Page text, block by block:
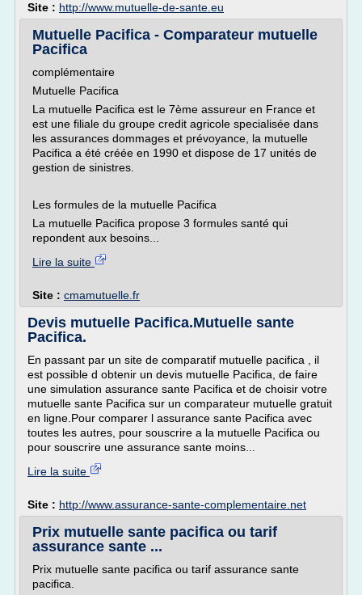
Site : http://www.mutuelle-de-sante.eu
Mutuelle Pacifica - Comparateur mutuelle
Pacifica
complémentaire
Mutuelle Pacifica
La mutuelle Pacifica est le 7ème assureur en France et
est une filiale du groupe credit agricole specialisée dans
les assurances dommages et prévoyance, la mutuelle
Pacifica a été créée en 1990 et dispose de 17 unités de
gestion de sinistres.
Les formules de la mutuelle Pacifica
La mutuelle Pacifica propose 3 formules santé qui
repondent aux besoins...
Lire la suite
Site : cmamutuelle.fr
Devis mutuelle Pacifica.Mutuelle sante
Pacifica.
En passant par un site de comparatif mutuelle pacifica , il
est possible d obtenir un devis mutuelle Pacifica, de faire
une simulation assurance sante Pacifica et de choisir votre
mutuelle sante Pacifica sur un comparateur mutuelle gratuit
en ligne.Pour comparer l assurance sante Pacifica avec
toutes les autres, pour souscrire a la mutuelle Pacifica ou
pour souscrire une assurance sante moins...
Lire la suite
Site : http://www.assurance-sante-complementaire.net
Prix mutuelle sante pacifica ou tarif
assurance sante ...
Prix mutuelle sante pacifica ou tarif assurance sante
pacifica.